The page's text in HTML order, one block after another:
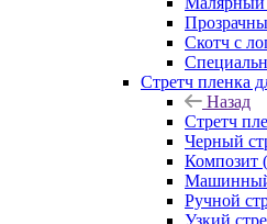
Скотч с
Стретч пленка
Назад
Стретч
Черный
Композит
Машинный
Ручной
Узкий